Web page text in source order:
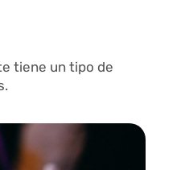
tiene un tipo de